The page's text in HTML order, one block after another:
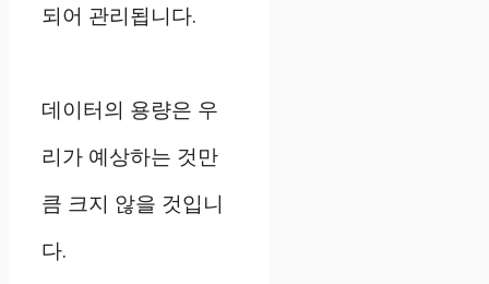
되어 관리됩니다.
데이터의 용량은 우
리가 예상하는 것만
큼 크지 않을 것입니
다.